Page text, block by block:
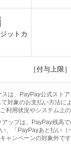
ットカ
［付与上限
は、PayPay公式スト
対象のお支払い方法に
利用状況やシステム上
ップは、PayPay残高で
、「PayPayあと払い
ャンペーンの対象外です